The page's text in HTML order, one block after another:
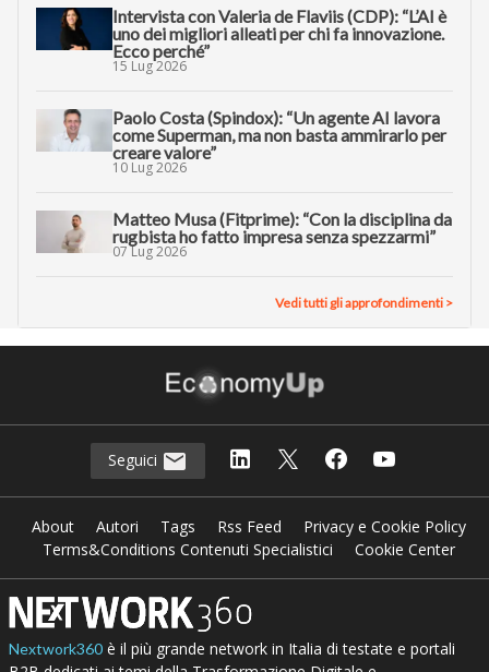
Intervista con Valeria de Flaviis (CDP): “L’AI è
uno dei migliori alleati per chi fa innovazione.
Ecco perché”
15 Lug 2026
Paolo Costa (Spindox): “Un agente AI lavora
come Superman, ma non basta ammirarlo per
creare valore”
10 Lug 2026
Matteo Musa (Fitprime): “Con la disciplina da
rugbista ho fatto impresa senza spezzarmi”
07 Lug 2026
Vedi tutti gli approfondimenti >
Seguici
About Autori Tags Rss Feed
Privacy e Cookie Policy
Terms&Conditions Contenuti Specialistici
Cookie Center
Nextwork360è il più grande network in Italia di testate e portali